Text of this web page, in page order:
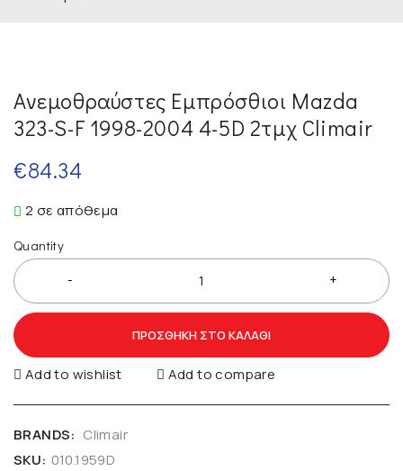
Ανεμοθραύστες Εμπρόσθιοι Mazda
323-S-F 1998-2004 4-5D 2τμχ Climair
€84.34
2 σε απόθεμα
Quantity
ΠΡΟΣΘΉΚΗ ΣΤΟ ΚΑΛΆΘΙ
Add to wishlist Add to compare
BRANDS: Climair
SKU: 010.1959D